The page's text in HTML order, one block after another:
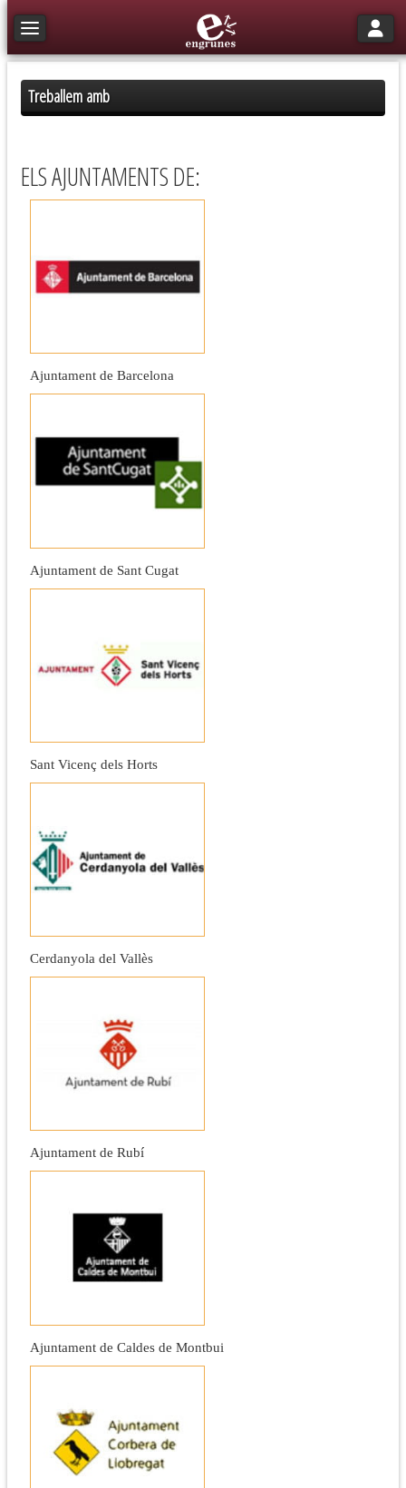
Toggle navigation Toggle
Treballem amb
ELS AJUNTAMENTS DE:
Ajuntament de Barcelona
Ajuntament de Sant Cugat
Sant Vicenç dels Horts
Cerdanyola del Vallès
Ajuntament de Rubí
Ajuntament de Caldes de Montbui